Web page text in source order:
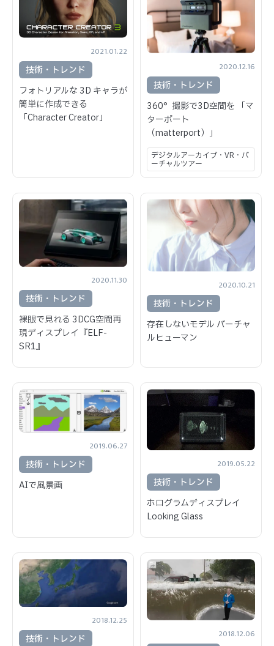
2021.01.22
技術・トレンド
フォトリアルな 3D キャラが
簡単に作成できる
「Character Creator」
2020.12.16
技術・トレンド
360°撮影で3D空間を 「マ
ターポート
（matterport）」
デジタルアーカイブ・VR・バ
ーチャルツアー
2020.11.30
技術・トレンド
裸眼で見れる 3DCG空間再
現ディスプレイ『ELF-
SR1』
2020.10.21
技術・トレンド
存在しないモデル バーチャ
ルヒューマン
2019.06.27
技術・トレンド
AIで風景画
2019.05.22
技術・トレンド
ホログラムディスプレイ
Looking Glass
2018.12.25
技術・トレンド 2018.12.06